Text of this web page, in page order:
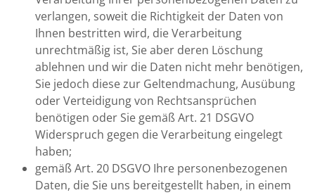
verlangen, soweit die Richtigkeit der Daten von
Ihnen bestritten wird, die Verarbeitung
unrechtmäßig ist, Sie aber deren Löschung
ablehnen und wir die Daten nicht mehr benötigen,
Sie jedoch diese zur Geltendmachung, Ausübung
oder Verteidigung von Rechtsansprüchen
benötigen oder Sie gemäß Art. 21 DSGVO
Widerspruch gegen die Verarbeitung eingelegt
haben;
gemäß Art. 20 DSGVO Ihre personenbezogenen
Daten, die Sie uns bereitgestellt haben, in einem